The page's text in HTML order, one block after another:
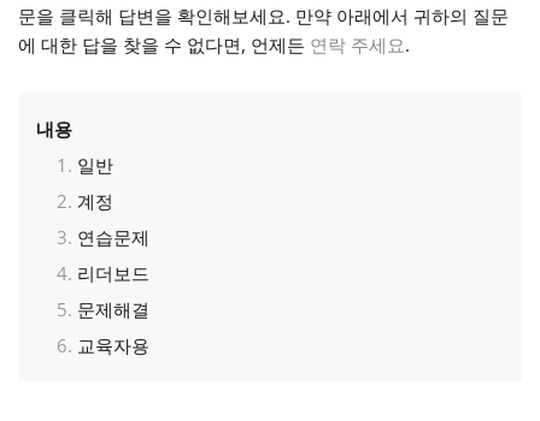
Dansk
English
Español
Français
문을 클릭해 답변을 확인해보세요. 만약 아래에서 귀하의 질문
에 대한 답을 찾을 수 없다면, 언제든 연락 주세요.
내용
일반
계정
연습문제
리더보드
문제해결
교육자용